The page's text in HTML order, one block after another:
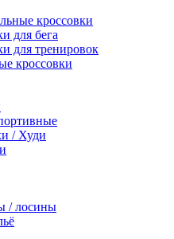
кроссовки
для бега
для тренировок
кроссовки
/ Худи
/ лосины